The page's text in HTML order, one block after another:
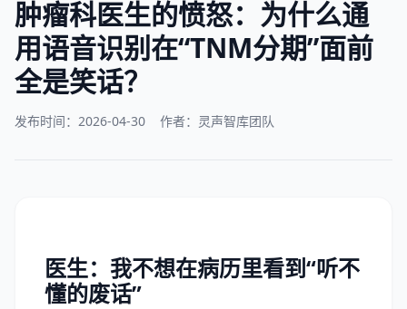
肿瘤科医生的愤怒：为什么通
用语音识别在“TNM分期”面前
全是笑话？
发布时间： 2026-04-30 作者：灵声智库团队
医生：我不想在病历里看到“听不
懂的废话”